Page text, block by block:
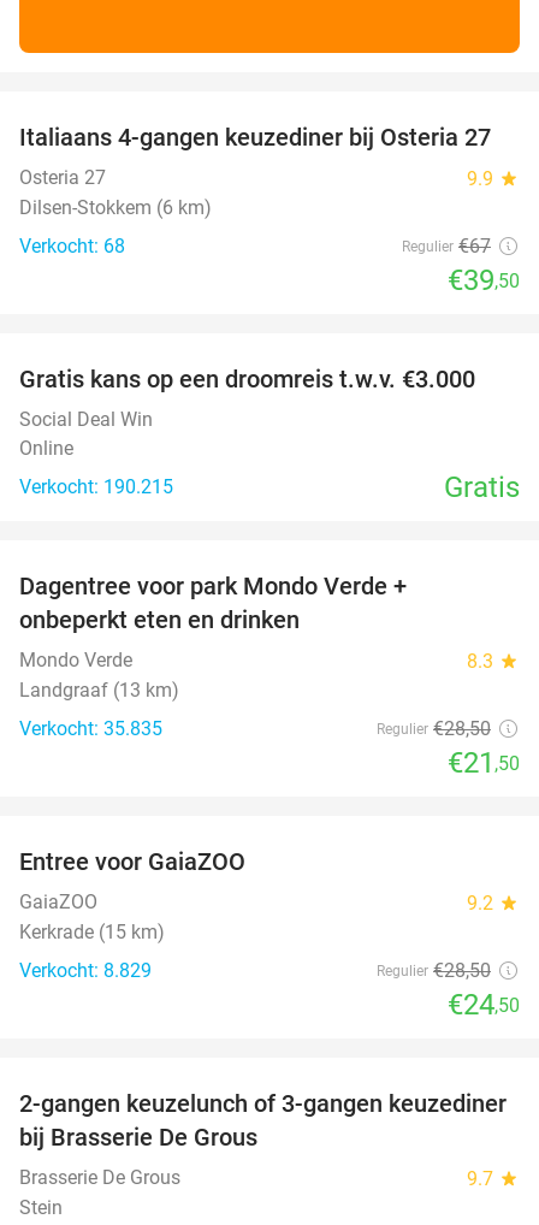
41%
Italiaans 4-gangen keuzediner bij Osteria 27
Osteria 27 9.9 star
Dilsen-Stokkem (6 km)
Verkocht: 68
Regulier €67
€39,50
Gratis kans op een droomreis t.w.v. €3.000
Social Deal Win
Online
Verkocht: 190.215
Gratis
Dagentree voor park Mondo Verde +
onbeperkt eten en drinken
Mondo Verde 8.3 star
Landgraaf (13 km)
Verkocht: 35.835
Regulier €28,50
€21 ,50
Entree voor GaiaZOO
GaiaZOO 9.2 star
Kerkrade (15 km)
Verkocht: 8.829
Regulier €28,50
€24,50
30%
2-gangen keuzelunch of 3-gangen keuzediner
bij Brasserie De Grous
Brasserie De Grous 9.7 star
Stein